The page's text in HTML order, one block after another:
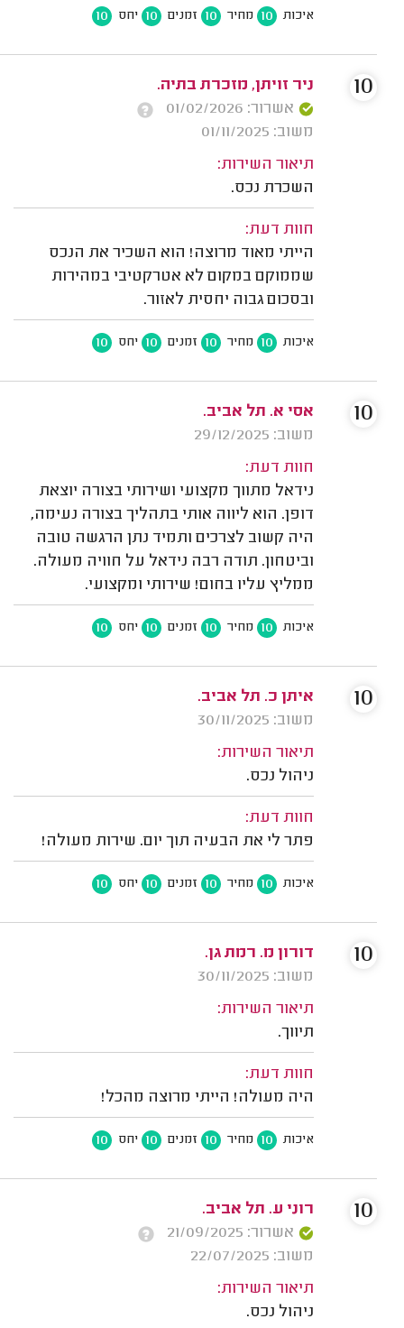
איכות 10 מחיר 10 זמנים 10 יחס 10
ניר זויתן, מזכרת בתיה.
אשרור: 01/02/2026
משוב: 01/11/2025
תיאור השירות:
השכרת נכס.
חוות דעת:
הייתי מאוד מרוצה! הוא השכיר את הנכס
שממוקם במקום לא אטרקטיבי במהירות
ובסכום גבוה יחסית לאזור.
איכות 10 מחיר 10 זמנים 10 יחס 10
10
אסי א. תל אביב.
משוב: 29/12/2025
חוות דעת:
נידאל מתווך מקצועי ושירותי בצורה יוצאת
דופן. הוא ליווה אותי בתהליך בצורה נעימה,
היה קשוב לצרכים ותמיד נתן הרגשה טובה
וביטחון. תודה רבה נידאל על חוויה מעולה.
ממליץ עליו בחום! שירותי ומקצועי.
איכות 10 מחיר 10 זמנים 10 יחס 10
10
איתן כ. תל אביב.
משוב: 30/11/2025
תיאור השירות:
ניהול נכס.
חוות דעת:
פתר לי את הבעיה תוך יום. שירות מעולה!
איכות 10 מחיר 10 זמנים 10 יחס 10
10
דורון מ. רמת גן.
משוב: 30/11/2025
תיאור השירות:
תיווך.
חוות דעת:
היה מעולה! הייתי מרוצה מהכל!
איכות 10 מחיר 10 זמנים 10 יחס 10
10
רוני ע. תל אביב.
אשרור: 21/09/2025
משוב: 22/07/2025
תיאור השירות:
ניהול נכס.
10